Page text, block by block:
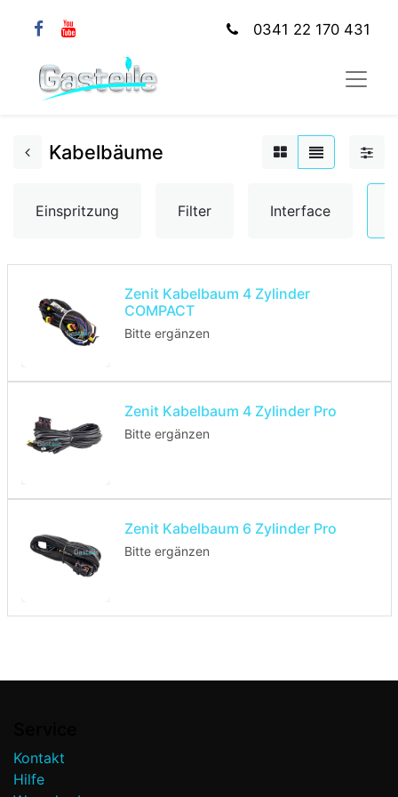
0341 22 170 431
Kabelbäume
Einspritzung Filter Interface
Zenit Kabelbaum 4 Zylinder
COMPACT
Bitte ergänzen
Zenit Kabelbaum 4 Zylinder Pro
Bitte ergänzen
Zenit Kabelbaum 6 Zylinder Pro
Bitte ergänzen
Kontakt
Hilfe